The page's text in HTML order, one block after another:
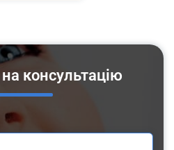
консультацію